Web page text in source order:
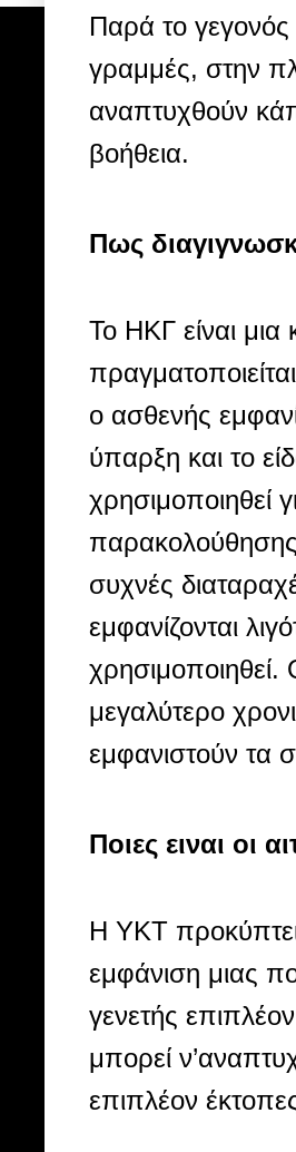
Παρά το γεγονός
γραμμές, στην
αναπτυχθούν
βοήθεια.
Πως
Το ΗΚΓ είναι μια
ο ασθενής
ύπαρξη και το
χρησιμοποιηθεί
παρακολούθησης
συχνές
εμφανίζονται
μεγαλύτερο
εμφανιστούν τα
Ποιες ειναι οι
Η ΥΚΤ
εμφάνιση μιας
γενετής
μπορεί
επιπλέον